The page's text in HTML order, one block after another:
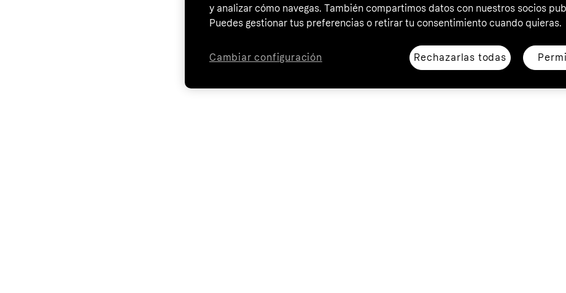
y analizar cómo navegas. También compartimos datos con nuestros socios
Puedes gestionar tus preferencias o retirar tu consentimiento cuando quieras.
Rechazarlas todas
Cambiar configuración